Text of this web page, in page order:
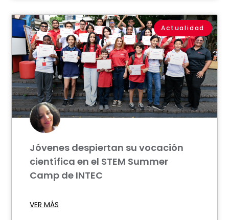
Actualidad
Jóvenes despiertan su vocación
científica en el STEM Summer
Camp de INTEC
VER MÁS